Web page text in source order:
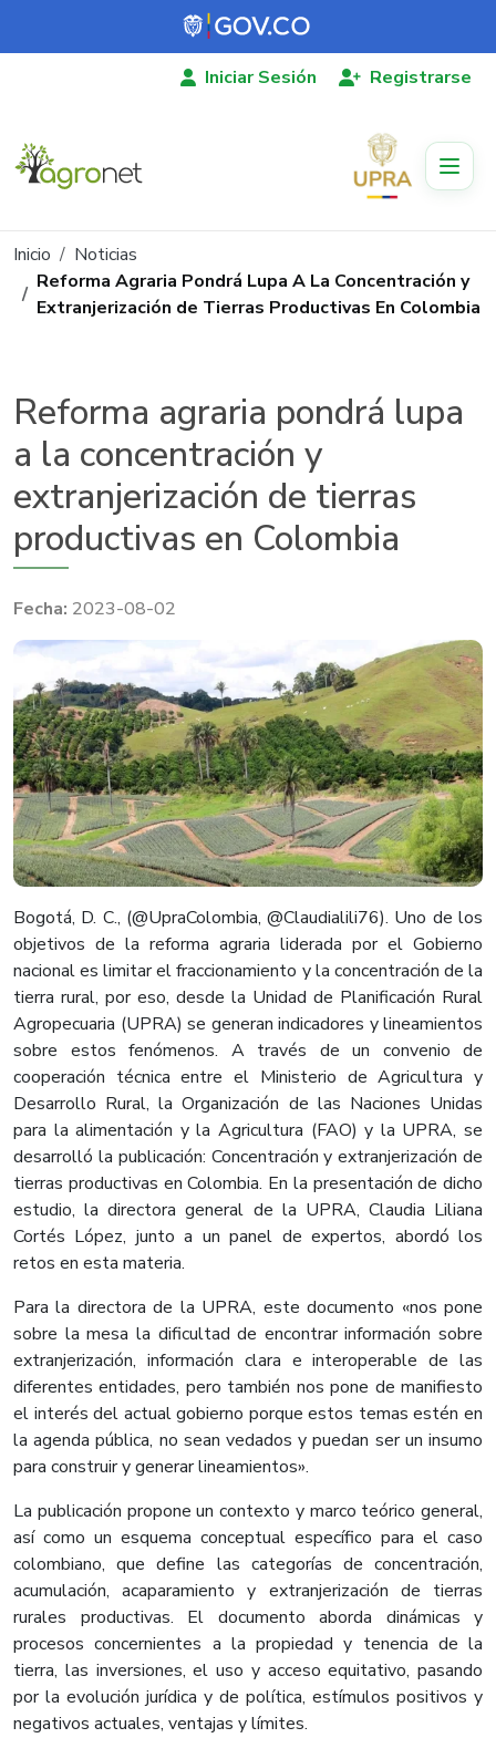
Pasar al contenido principal
Iniciar Sesión Registrarse
Ruta de navegación
Inicio
Noticias
Reforma Agraria Pondrá Lupa A La Concentración y
Extranjerización de Tierras Productivas En Colombia
Reforma agraria pondrá lupa
a la concentración y
extranjerización de tierras
productivas en Colombia
2023-08-02
Bogotá, D. C., (@UpraColombia, @Claudialili76). Uno de los
objetivos de la reforma agraria liderada por el Gobierno
nacional es limitar el fraccionamiento y la concentración de la
tierra rural, por eso, desde la Unidad de Planificación Rural
Agropecuaria (UPRA) se generan indicadores y lineamientos
sobre estos fenómenos. A través de un convenio de
cooperación técnica entre el Ministerio de Agricultura y
Desarrollo Rural, la Organización de las Naciones Unidas
para la alimentación y la Agricultura (FAO) y la UPRA, se
desarrolló la publicación: Concentración y extranjerización de
tierras productivas en Colombia. En la presentación de dicho
estudio, la directora general de la UPRA, Claudia Liliana
Cortés López, junto a un panel de expertos, abordó los
retos en esta materia.
Para la directora de la UPRA, este documento «nos pone
sobre la mesa la dificultad de encontrar información sobre
extranjerización, información clara e interoperable de las
diferentes entidades, pero también nos pone de manifiesto
el interés del actual gobierno porque estos temas estén en
la agenda pública, no sean vedados y puedan ser un insumo
para construir y generar lineamientos».
La publicación propone un contexto y marco teórico general,
así como un esquema conceptual específico para el caso
colombiano, que define las categorías de concentración,
acumulación, acaparamiento y extranjerización de tierras
rurales productivas. El documento aborda dinámicas y
procesos concernientes a la propiedad y tenencia de la
tierra, las inversiones, el uso y acceso equitativo, pasando
por la evolución jurídica y de política, estímulos positivos y
negativos actuales, ventajas y límites.